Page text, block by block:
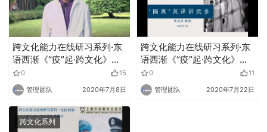
跨文化能力在线研习系列·东
语西渐《“疫”起·跨文化》导
言0 15
管理团队 2020年7月8日
跨文化能力在线研习系列·东
语西渐《“疫”起·跨文化》第
三期
0 11
管理团队 2020年7月22日
跨文化系列